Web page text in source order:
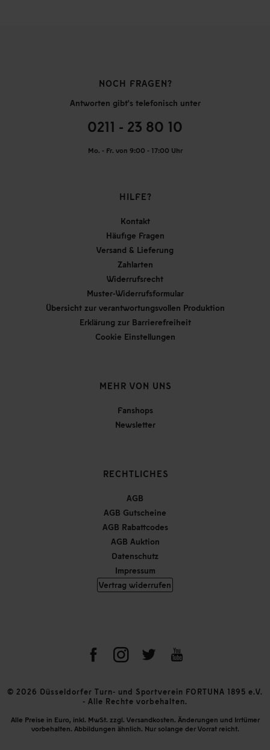
NOCH FRAGEN?
Antworten gibt's telefonisch unter
0211 - 23 80 10
Mo. - Fr. von 9:00 - 17:00 Uhr
HILFE?
Kontakt
Häufige Fragen
Versand & Lieferung
Zahlarten
Widerrufsrecht
Muster-Widerrufsformular
Übersicht zur verantwortungsvollen Produktion
Erklärung zur Barrierefreiheit
Cookie Einstellungen
MEHR VON UNS
Fanshops
Newsletter
RECHTLICHES
AGB
AGB Gutscheine
AGB Rabattcodes
AGB Auktion
Datenschutz
Impressum
Vertrag widerrufen
© 2026 Düsseldorfer Turn- und Sportverein FORTUNA 1895 e.V.
- Alle Rechte vorbehalten.
Alle Preise in Euro, inkl. MwSt. zzgl. Versandkosten. Änderungen und Irrtümer
vorbehalten. Abbildungen ähnlich. Nur solange der Vorrat reicht.